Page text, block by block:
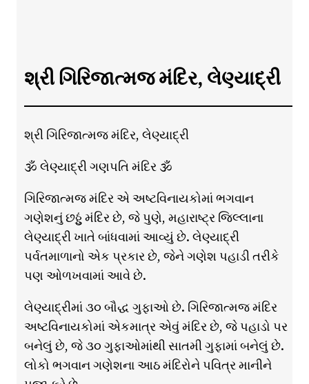
શ્રી ગિરિજાત્મજ મંદિર, લેણ્યાદ્રી
શ્રી ગિરિજાત્મજ મંદિર, લેણ્યાદ્રી
🕉 લેણ્યાદ્રી ગણપતિ મંદિર 🕉
ગિરિજાત્મજ મંદિર એ અષ્ટવિનાયકોમાં ભગવાન
ગણેશનું છઠ્ઠું મંદિર છે, જે પુણે, મહારાષ્ટ્ર જિલ્લાના
લેણ્યાદ્રી ખાતે બાંધવામાં આવ્યું છે. લેણ્યાદ્રી
પર્વતમાળાનો એક પ્રકાર છે, જેને ગણેશ પહાડી તરીકે
પણ ઓળખવામાં આવે છે.
લેણ્યાદ્રીમાં ૩૦ બૌદ્ધ ગુફાઓ છે. ગિરિજાત્મજ મંદિર
અષ્ટવિનાયકોમાં એકમાત્ર એવું મંદિર છે, જે પહાડો પર
બનેલું છે, જે ૩૦ ગુફાઓમાંથી સાતમી ગુફામાં બનેલું છે.
લોકો ભગવાન ગણેશના આઠ મંદિરોને પવિત્ર માનીને